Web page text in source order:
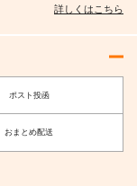
詳しくはこちら
ポスト投函
おまとめ配送